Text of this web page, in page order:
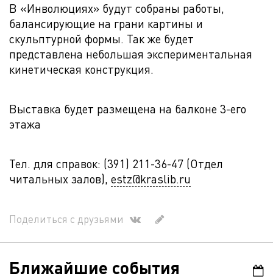
В «Инволюциях» будут собраны работы,
балансирующие на грани картины и
скульптурной формы. Так же будет
представлена небольшая экспериментальная
кинетическая конструкция.
Выставка будет размещена на балконе 3-его
этажа
Тел. для справок: (391) 211-36-47 (Отдел
читальных залов), estz@kraslib.ru
Поделиться с друзьями
Ближайшие события